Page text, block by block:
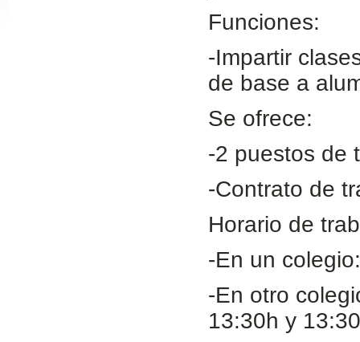
Funciones:
-Impartir
de base a
Se ofrece:
-2 puestos de
-Contrato de
Horario de
-En un
-En otro
13:30h y